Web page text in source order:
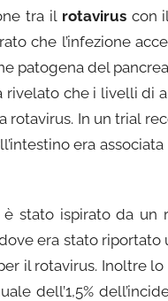
tra il rotavirus con
che l’infezione
patogena del
rivelato che i livelli di
In un trial
era
stato ispirato da un
era stato riportato
il rotavirus. Inoltre
dell’1,5%